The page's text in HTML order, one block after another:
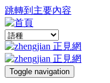
跳轉到主要內容
Toggle navigation